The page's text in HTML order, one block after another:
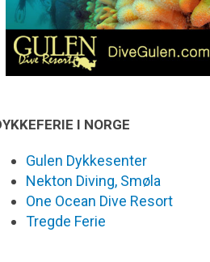
I NORGE
Gulen Dykkesenter
Nekton Diving, Smøla
One Ocean Dive Resort
Tregde Ferie